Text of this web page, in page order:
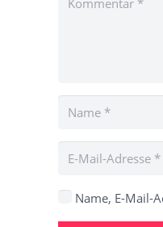
Name, E-Mail-